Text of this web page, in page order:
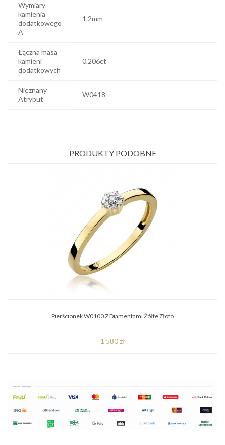
Wymiary
kamienia
dodatkowego
A
1.2mm
Łączna masa
kamieni
dodatkowych
0.206ct
Nieznany
Atrybut
W0418
PRODUKTY PODOBNE
Pierścionek W0100 Z Diamentami Żółte Złoto
1 580 zł